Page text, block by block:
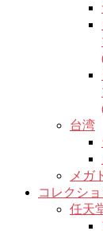
台湾
メガ
コレクシ
任天